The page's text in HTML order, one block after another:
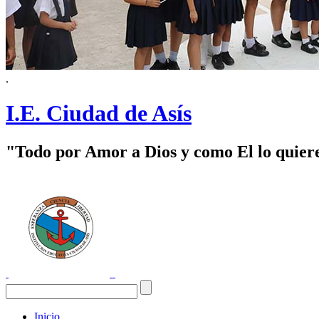
.
I.E. Ciudad de Asís
"Todo por Amor a Dios y como El lo
Inicio